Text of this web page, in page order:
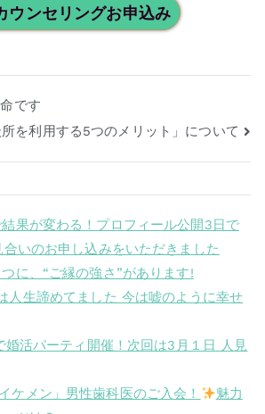
ウンセリングお申込み
です
所を利用する5つのメリット」について
果が変わる！プロフィール公開3日で
いのお申し込みをいただきました
に、“ご縁の強さ”があります!
は人生諦めてました 今は嘘のように幸せ
活パーティ開催！次回は3月１日 人見
ケメン」男性歯科医のご入会！
魅力